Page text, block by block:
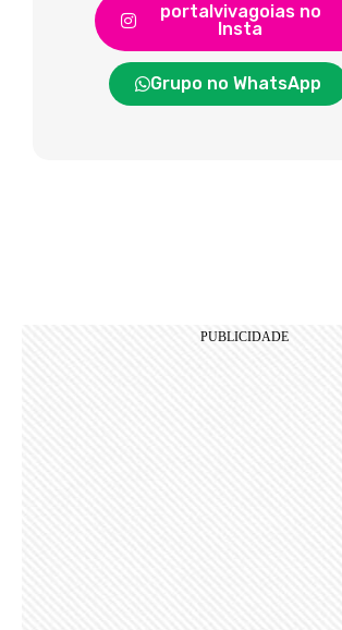
portalvivagoias no
Insta
Grupo no WhatsApp